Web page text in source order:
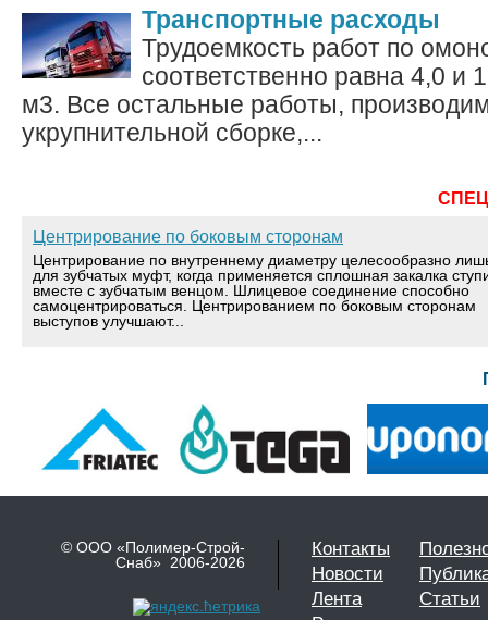
Транспортные расходы
Трудоемкость работ по
соответственно равна 4,0 и
м3. Все остальные работы,
укрупнительной сборке,...
Центрирование по боковым сторонам
Центрирование по внутреннему диаметру целесообразно
для зубчатых муфт, когда применяется сплошная закалка
вместе с зубчатым венцом. Шлицевое соединение способно
самоцентрироваться. Центрированием по боковым сторонам
выступов улучшают...
© ООО «Полимер-Строй-
Снаб» 2006-2026
Контакты
Новости
Лента
Статьи